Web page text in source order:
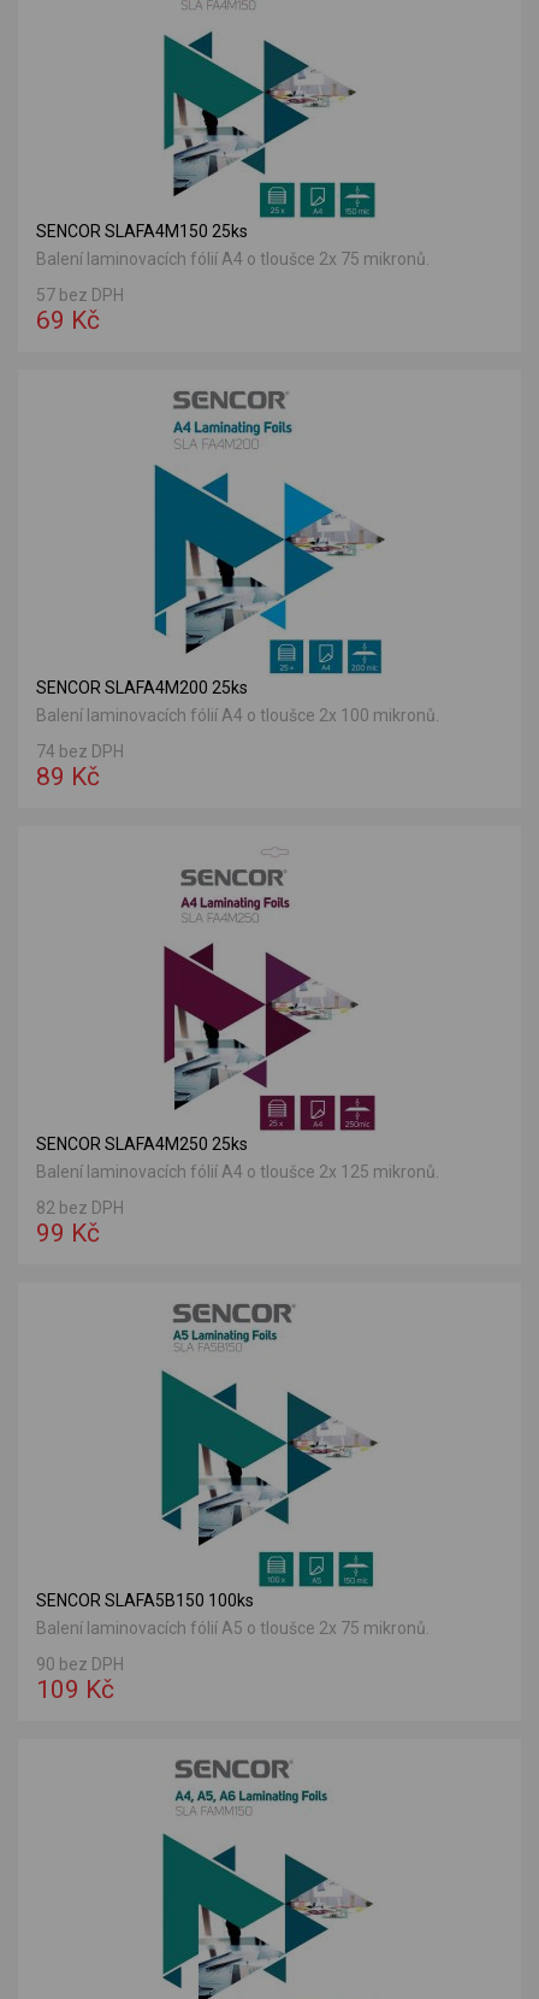
SENCOR SLAFA4M150 25ks
Balení laminovacích fólií A4 o tloušce 2x 75 mikronů.
57 bez DPH
69 Kč
SENCOR SLAFA4M200 25ks
Balení laminovacích fólií A4 o tloušce 2x 100 mikronů.
74 bez DPH
89 Kč
SENCOR SLAFA4M250 25ks
Balení laminovacích fólií A4 o tloušce 2x 125 mikronů.
82 bez DPH
99 Kč
SENCOR SLAFA5B150 100ks
Balení laminovacích fólií A5 o tloušce 2x 75 mikronů.
90 bez DPH
109 Kč